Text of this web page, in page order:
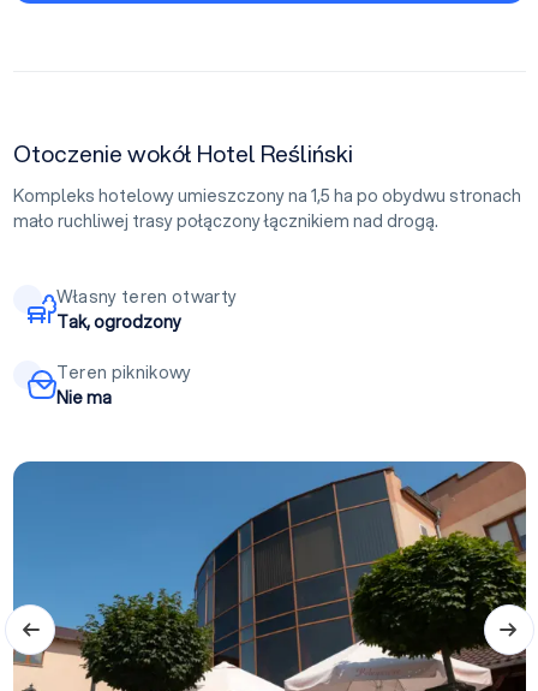
Otoczenie wokół Hotel Reśliński
Kompleks hotelowy umieszczony na 1,5 ha po obydwu stronach
mało ruchliwej trasy połączony łącznikiem nad drogą.
Własny teren otwarty
Tak, ogrodzony
Teren piknikowy
Nie ma